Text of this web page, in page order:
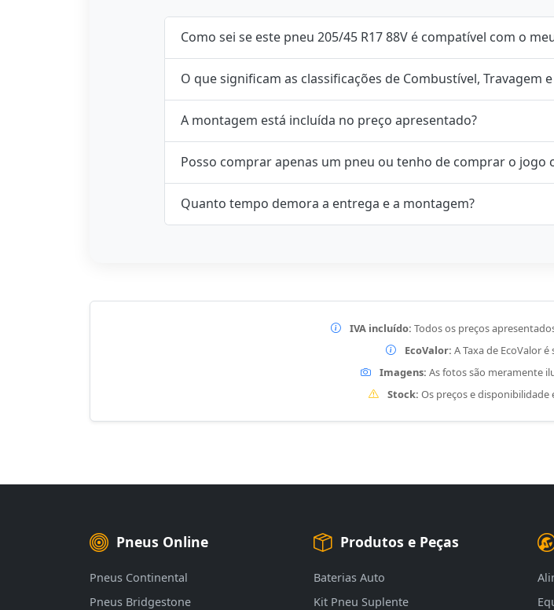
Como sei se este pneu 205/45 R17 88V é compatível com o
O que significam as classificações de Combustível, Travagem
A montagem está incluída no preço apresentado?
Posso comprar apenas um pneu ou tenho de comprar o jogo
Quanto tempo demora a entrega e a montagem?
IVA incluído: Todos os preços
EcoValor: A Taxa de EcoValor
Imagens: As fotos são meramente
Stock: Os preços e
Pneus Online
Pneus Continental
Pneus Bridgestone
Produtos e Peças
Baterias Auto
Kit Pneu Suplente